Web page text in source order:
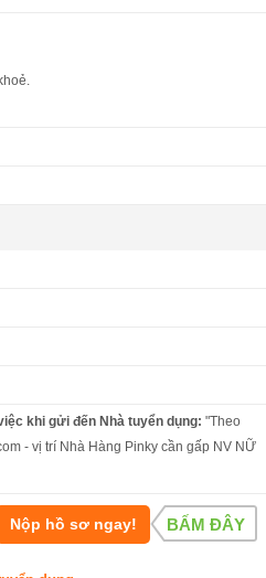
khi gửi đến Nhà tuyển dụng: "Theo
- vị trí Nhà Hàng Pinky cần gấp NV NỮ
Nộp hồ sơ ngay! BẤM ĐÂY